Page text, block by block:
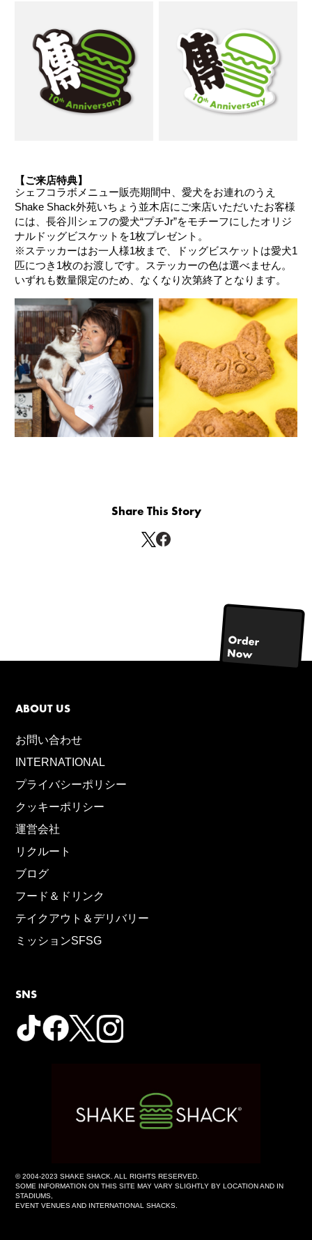
【ご来店特典】
シェフコラボメニュー販売期間中、愛犬をお連れのうえ
Shake Shack外苑いちょう並木店にご来店いただいたお客様
には、長谷川シェフの愛犬“プチJr”をモチーフにしたオリジ
ナルドッグビスケットを1枚プレゼント。
※ステッカーはお一人様1枚まで、ドッグビスケットは愛犬1
匹につき1枚のお渡しです。ステッカーの色は選べません。
いずれも数量限定のため、なくなり次第終了となります。
Share This Story
ABOUT US
お問い合わせ
INTERNATIONAL
プライバシーポリシー
クッキーポリシー
運営会社
リクルート
ブログ
フード＆ドリンク
テイクアウト＆デリバリー
ミッションSFSG
SNS
© 2004-2023 SHAKE SHACK. ALL RIGHTS RESERVED.
SOME INFORMATION ON THIS SITE MAY VARY SLIGHTLY BY LOCATION AND IN
STADIUMS,
EVENT VENUES AND INTERNATIONAL SHACKS.